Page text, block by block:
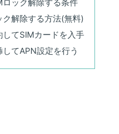
ロック解除する条件
ク解除する方法(無料)
してSIMカードを入手
てAPN設定を行う